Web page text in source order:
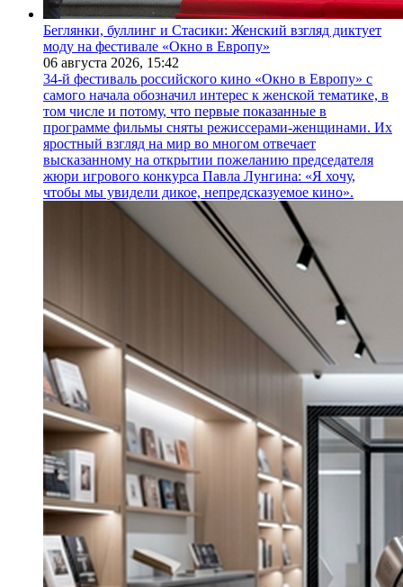
Беглянки, буллинг и Стасики: Женский взгляд диктует
моду на фестивале «Окно в Европу»
06 августа 2026, 15:42
34-й фестиваль российского кино «Окно в Европу» с
самого начала обозначил интерес к женской тематике, в
том числе и потому, что первые показанные в
программе фильмы сняты режиссерами-женщинами. Их
яростный взгляд на мир во многом отвечает
высказанному на открытии пожеланию председателя
жюри игрового конкурса Павла Лунгина: «Я хочу,
чтобы мы увидели дикое, непредсказуемое кино».